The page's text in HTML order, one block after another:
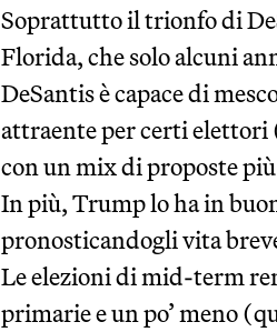
Soprattutto il trionfo di
Florida, che solo alcuni
DeSantis è capace di
attraente per certi
con un mix di proposte
In più, Trump lo ha in
pronosticandogli vita
Le elezioni di mid-term
primarie e un po’ meno